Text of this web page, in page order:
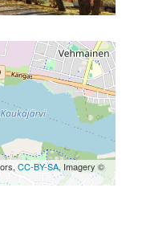
CC-BY-SA, Imagery ©